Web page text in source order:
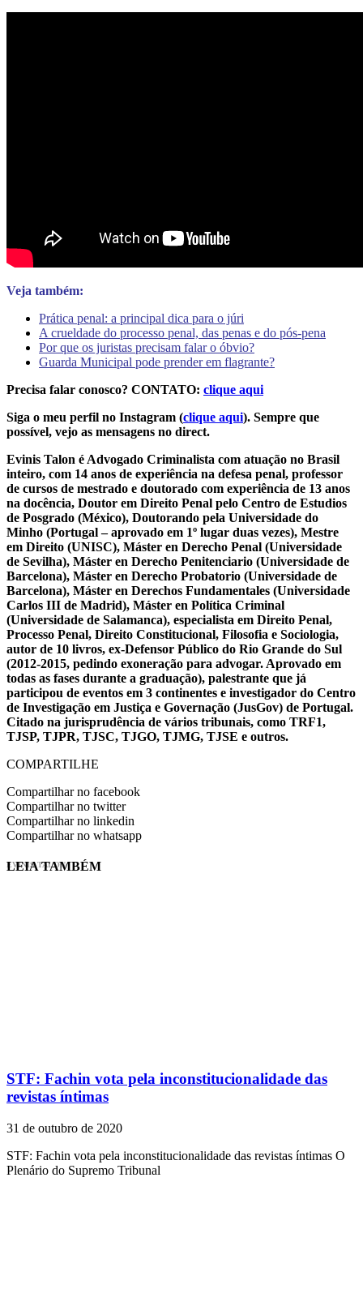
Veja também:
Prática penal: a principal dica para o júri
A crueldade do processo penal, das penas e do pós-pena
Por que os juristas precisam falar o óbvio?
Guarda Municipal pode prender em flagrante?
Precisa falar conosco? CONTATO: clique aqui
Siga o meu perfil no Instagram (clique aqui). Sempre que
possível, vejo as mensagens no direct.
Evinis Talon é Advogado Criminalista com atuação no Brasil
inteiro, com 14 anos de experiência na defesa penal, professor
de cursos de mestrado e doutorado com experiência de 13 anos
na docência, Doutor em Direito Penal pelo Centro de Estudios
de Posgrado (México), Doutorando pela Universidade do
Minho (Portugal – aprovado em 1º lugar duas vezes), Mestre
em Direito (UNISC), Máster en Derecho Penal (Universidade
de Sevilha), Máster en Derecho Penitenciario (Universidade de
Barcelona), Máster en Derecho Probatorio (Universidade de
Barcelona), Máster en Derechos Fundamentales (Universidade
Carlos III de Madrid), Máster en Política Criminal
(Universidade de Salamanca), especialista em Direito Penal,
Processo Penal, Direito Constitucional, Filosofia e Sociologia,
autor de 10 livros, ex-Defensor Público do Rio Grande do Sul
(2012-2015, pedindo exoneração para advogar. Aprovado em
todas as fases durante a graduação), palestrante que já
participou de eventos em 3 continentes e investigador do Centro
de Investigação em Justiça e Governação (JusGov) de Portugal.
Citado na jurisprudência de vários tribunais, como TRF1,
TJSP, TJPR, TJSC, TJGO, TJMG, TJSE e outros.
COMPARTILHE
Compartilhar no facebook
Compartilhar no twitter
Compartilhar no linkedin
Compartilhar no whatsapp
EVINIS TALON
LEIA TAMBÉM
STF: Fachin vota pela inconstitucionalidade das
revistas íntimas
31 de outubro de 2020
STF: Fachin vota pela inconstitucionalidade das revistas íntimas O
Plenário do Supremo Tribunal